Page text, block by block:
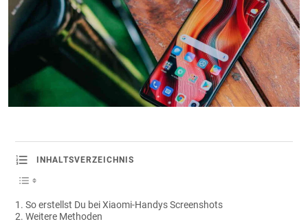
INHALTSVERZEICHNIS
So erstellst Du bei Xiaomi-Handys Screenshots
Weitere Methoden